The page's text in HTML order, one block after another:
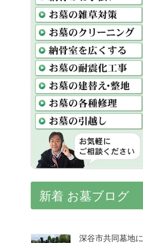
新着 お墓ブログ
深谷市共同墓地に